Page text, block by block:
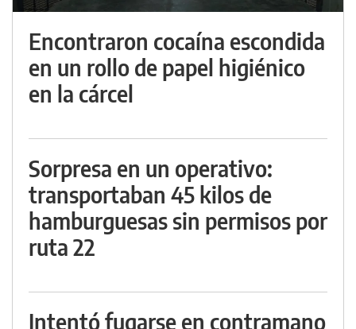
Encontraron cocaína escondida
en un rollo de papel higiénico
en la cárcel
Sorpresa en un operativo:
transportaban 45 kilos de
hamburguesas sin permisos por
ruta 22
Intentó fugarse en contramano